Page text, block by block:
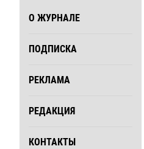
О ЖУРНАЛЕ
ПОДПИСКА
РЕКЛАМА
РЕДАКЦИЯ
КОНТАКТЫ